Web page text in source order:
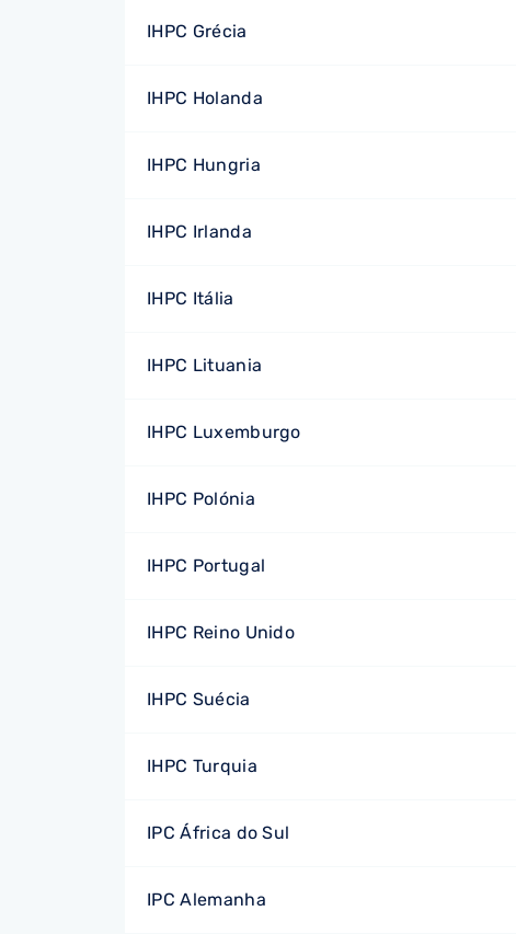
IHPC Grécia
IHPC Holanda
IHPC Hungria
IHPC Irlanda
IHPC Itália
IHPC Lituania
IHPC Luxemburgo
IHPC Polónia
IHPC Portugal
IHPC Reino Unido
IHPC Suécia
IHPC Turquia
IPC África do Sul
IPC Alemanha